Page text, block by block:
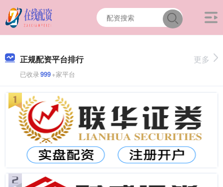
正规配资平台排行
已收录999+家平台
更多